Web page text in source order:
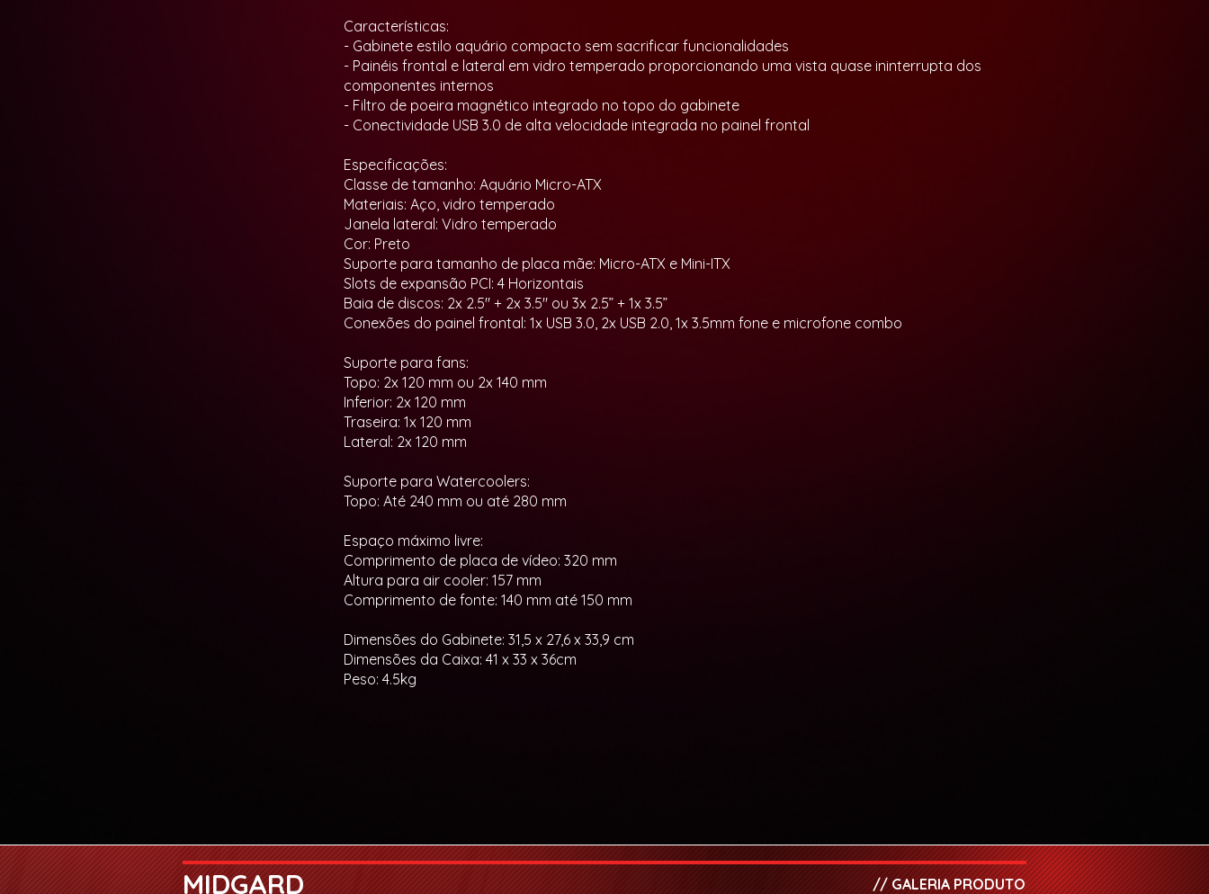
Características:
- Gabinete estilo aquário compacto sem sacrificar funcionalidades
- Painéis frontal e lateral em vidro temperado proporcionando uma vista quase ininterrupta dos
componentes internos
- Filtro de poeira magnético integrado no topo do gabinete
- Conectividade USB 3.0 de alta velocidade integrada no painel frontal
Especificações:
Classe de tamanho: Aquário Micro-ATX
Materiais: Aço, vidro temperado
Janela lateral: Vidro temperado
Cor: Preto
Suporte para tamanho de placa mãe: Micro-ATX e Mini-ITX
Slots de expansão PCI: 4 Horizontais
Baia de discos: 2x 2.5" + 2x 3.5" ou 3x 2.5” + 1x 3.5”
Conexões do painel frontal: 1x USB 3.0, 2x USB 2.0, 1x 3.5mm fone e microfone combo
Suporte para fans:
Topo: 2x 120 mm ou 2x 140 mm
Inferior: 2x 120 mm
Traseira: 1x 120 mm
Lateral: 2x 120 mm
Suporte para Watercoolers:
Topo: Até 240 mm ou até 280 mm
Espaço máximo livre:
Comprimento de placa de vídeo: 320 mm
Altura para air cooler: 157 mm
Comprimento de fonte: 140 mm até 150 mm
Dimensões do Gabinete: 31,5 x 27,6 x 33,9 cm
Dimensões da Caixa: 41 x 33 x 36cm
Peso: 4.5kg
MIDGARD // GALERIA PRODUTO